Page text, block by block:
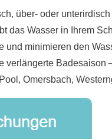
über- oder
das Wasser in Ihrem
und minimieren den
verlängerte Badesaison
Omersbach,